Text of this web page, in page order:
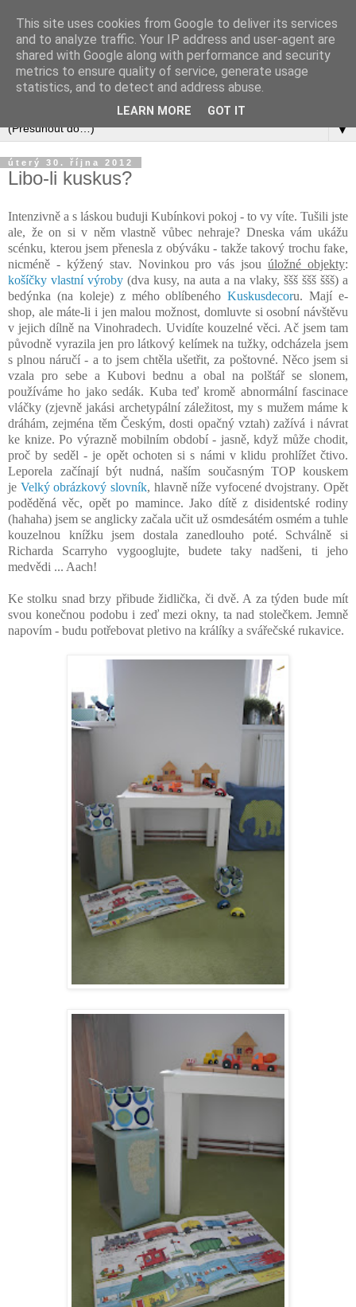
▼
úterý 30. října 2012
Libo-li kuskus?
Intenzivně a s láskou buduji Kubínkovi pokoj - to vy víte. Tušili jste
ale, že on si v něm vlastně vůbec nehraje? Dneska vám ukážu
scénku, kterou jsem přenesla z obýváku - takže takový trochu fake,
nicméně - kýžený stav. Novinkou pro vás jsouúložné objekty:
košíčky vlastní výroby (dva kusy, na auta a na vlaky, ššš ššš ššš) a
bedýnka (na koleje) z mého oblíbenéhoKuskusdecoru. Mají e-
shop, ale máte-li i jen malou možnost, domluvte si osobní návštěvu
v jejich dílně na Vinohradech. Uvidíte kouzelné věci. Ač jsem tam
původně vyrazila jen pro látkový kelímek na tužky, odcházela jsem
s plnou náručí - a to jsem chtěla ušetřit, za poštovné. Něco jsem si
vzala pro sebe a Kubovi bednu a obal na polštář se slonem,
používáme ho jako sedák. Kuba teď kromě abnormální fascinace
vláčky (zjevně jakási archetypální záležitost, my s mužem máme k
dráhám, zejména těm Českým, dosti opačný vztah) zažívá i návrat
ke knize. Po výrazně mobilním období - jasně, když může chodit,
proč by seděl - je opět ochoten si s námi v klidu prohlížet čtivo.
Leporela začínají být nudná, naším současným TOP kouskem
je Velký obrázkový slovník, hlavně níže vyfocené dvojstrany. Opět
poděděná věc, opět po mamince. Jako dítě z disidentské rodiny
(hahaha) jsem se anglicky začala učit už osmdesátém osmém a tuhle
kouzelnou knížku jsem dostala zanedlouho poté. Schválně si
Richarda Scarryho vygooglujte, budete taky nadšeni, ti jeho
medvědi ... Aach!
Ke stolku snad brzy přibude židlička, či dvě. A za týden bude mít
svou konečnou podobu i zeď mezi okny, ta nad stolečkem. Jemně
napovím - budu potřebovat pletivo na králíky a svářečské rukavice.
This site uses cookies from Google to deliver its services
and to analyze traffic. Your IP address and user-agent are
shared with Google along with performance and security
metrics to ensure quality of service, generate usage
statistics, and to detect and address abuse.
LEARN MORE GOT IT